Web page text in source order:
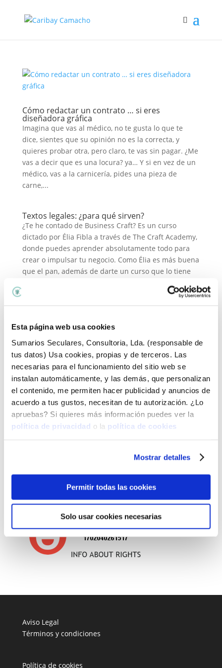
Esta página web usa cookies
Sumarios Seculares, Consultoria, Lda. (responsable de
tus datos) Usa cookies, propias y de terceros. Las
necesarias para el funcionamiento del sitio web se
instalan automáticamente, y las demás, que personalizan
el contenido, me permiten hacer publicidad y anuncios de
acuerdo a tus gustos, necesitan de tu autorización. ¿Lo
apruebas? Si quieres más información puedes ver la
política de privacidad o la política de cookies
Mostrar detalles
Permitir todas las cookies
Solo usar cookies necesarias
Cómo redactar un contrato … si eres
diseñadora gráfica
Imagina que vas al médico, no te gusta lo que te
dice, sientes que su opinión no es la correcta, y
quieres probar otra, pero claro, te vas sin pagar. ¿Me
vas a decir que es una locura? ya… Y si en vez de un
médico, vas a la carnicería, pides una pieza de
carne,...
Textos legales: ¿para qué sirven?
¿Te he contado de Business Craft? Es un curso
dictado por Élia Fibla a través de The Craft Academy,
donde puedes aprender absolutamente todo para
crear o impulsar tu negocio. Como Élia es más buena
que el pan, además de darte un curso que lo tiene
Temas del blog:
Temas
del
blog:
Lo último que he publicado
Cómo evitar que me roben mi cuenta de Instagram
Cuánto cuesta registrar una marca
Todo el contenido publicado está protegido por
derechos de autor
Aviso Legal
Términos y condiciones
Política de cookies